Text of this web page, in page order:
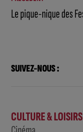
SUIVEZ-NOUS :
CULTURE & LOISIRS